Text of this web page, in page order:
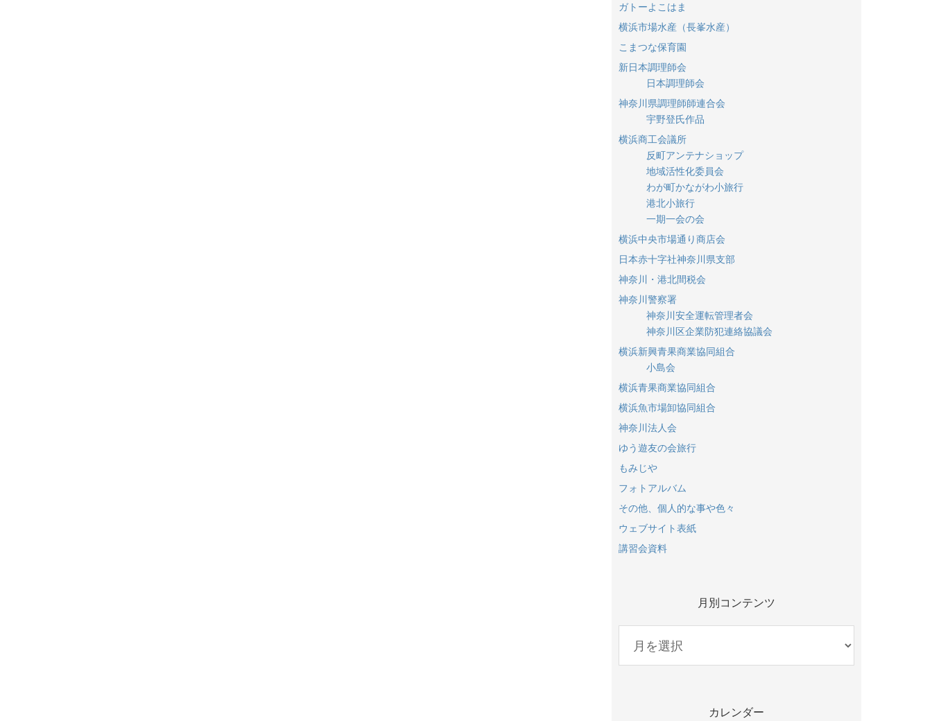
ガトーよこはま
横浜市場水産（長峯水産）
こまつな保育園
新日本調理師会
日本調理師会
神奈川県調理師師連合会
宇野登氏作品
横浜商工会議所
反町アンテナショップ
地域活性化委員会
わが町かながわ小旅行
港北小旅行
一期一会の会
横浜中央市場通り商店会
日本赤十字社神奈川県支部
神奈川・港北間税会
神奈川警察署
神奈川安全運転管理者会
神奈川区企業防犯連絡協議会
横浜新興青果商業協同組合
小島会
横浜青果商業協同組合
横浜魚市場卸協同組合
神奈川法人会
ゆう遊友の会旅行
もみじや
フォトアルバム
その他、個人的な事や色々
ウェブサイト表紙
講習会資料
月別コンテンツ
コ
カレンダー